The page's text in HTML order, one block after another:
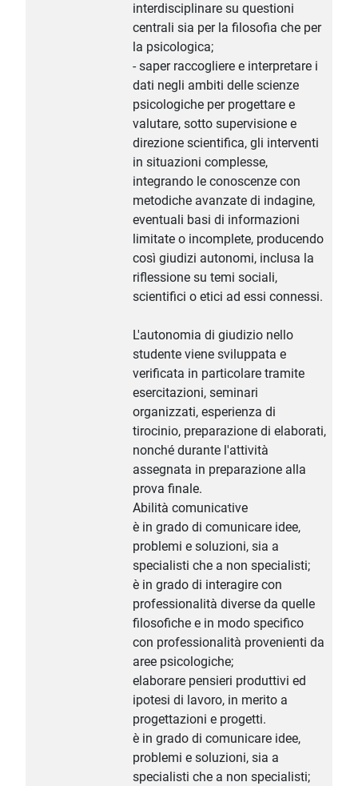
interdisciplinare su questioni
centrali sia per la filosofia che per
la psicologica;
- saper raccogliere e interpretare i
dati negli ambiti delle scienze
psicologiche per progettare e
valutare, sotto supervisione e
direzione scientifica, gli interventi
in situazioni complesse,
integrando le conoscenze con
metodiche avanzate di indagine,
eventuali basi di informazioni
limitate o incomplete, producendo
così giudizi autonomi, inclusa la
riflessione su temi sociali,
scientifici o etici ad essi connessi.
L'autonomia di giudizio nello
studente viene sviluppata e
verificata in particolare tramite
esercitazioni, seminari
organizzati, esperienza di
tirocinio, preparazione di elaborati,
nonché durante l'attività
assegnata in preparazione alla
prova finale.
Abilità comunicative
è in grado di comunicare idee,
problemi e soluzioni, sia a
specialisti che a non specialisti;
è in grado di interagire con
professionalità diverse da quelle
filosofiche e in modo specifico
con professionalità provenienti da
aree psicologiche;
elaborare pensieri produttivi ed
ipotesi di lavoro, in merito a
progettazioni e progetti.
è in grado di comunicare idee,
problemi e soluzioni, sia a
specialisti che a non specialisti;